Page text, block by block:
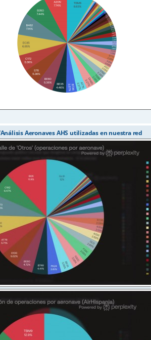
Aeronaves AHS utilizadas en nuestra red